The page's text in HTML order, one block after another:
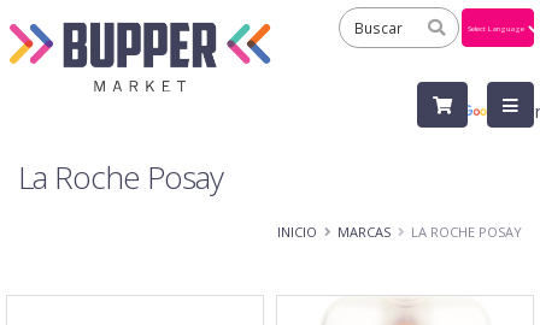
by
La Roche Posay
INICIO MARCAS LA ROCHE POSAY